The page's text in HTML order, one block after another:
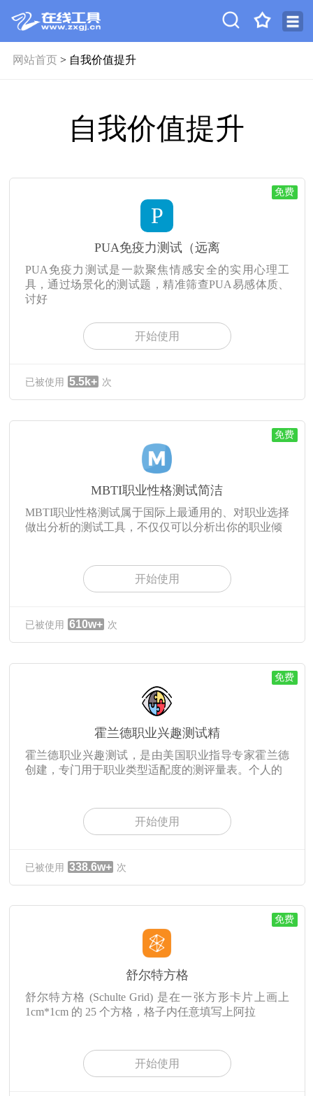
网站首页> 自我价值提升
自我价值提升
免费
P
PUA免疫力测试（远离
PUA免疫力测试是一款聚焦情感安全的实用心理工
具，通过场景化的测试题，精准筛查PUA易感体质、
讨好
开始使用
已被使用 5.5k+ 次
免费
MBTI职业性格测试简洁
MBTI职业性格测试属于国际上最通用的、对职业选择
做出分析的测试工具，不仅仅可以分析出你的职业倾
开始使用
已被使用 610w+ 次
免费
霍兰德职业兴趣测试精
霍兰德职业兴趣测试，是由美国职业指导专家霍兰德
创建，专门用于职业类型适配度的测评量表。个人的
开始使用
已被使用 338.6w+ 次
免费
舒尔特方格
舒尔特方格 (Schulte Grid) 是在一张方形卡片上画上
1cm*1cm 的 25 个方格，格子内任意填写上阿拉
开始使用